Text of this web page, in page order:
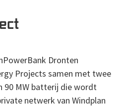
Dronten
Projects samen met twee
90 MW batterij die wordt
netwerk van Windplan